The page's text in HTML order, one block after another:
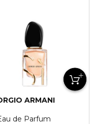
ARMANI
de Parfum